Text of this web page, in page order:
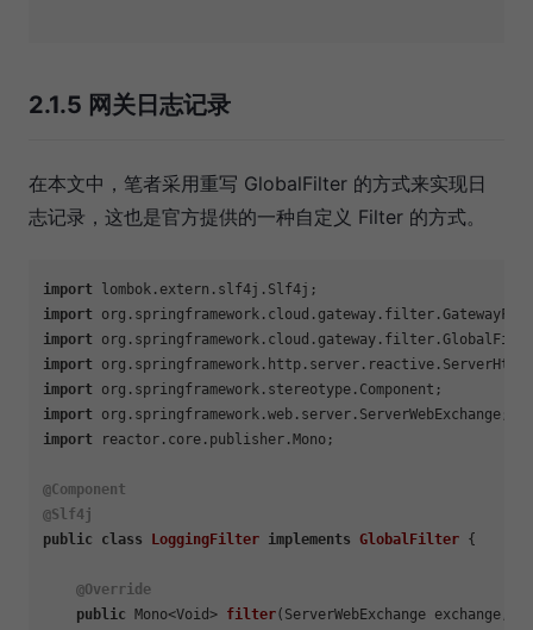
2.1.5 网关日志记录
在本文中，笔者采用重写 GlobalFilter 的方式来实现日
志记录，这也是官方提供的一种自定义 Filter 的方式。
import
import
import
import
import
import
import reactor.core.publisher.Mono;
@Component
@Slf4j
public
class LoggingFilter implements GlobalFilter {
@Override
public Mono<Void> filter(ServerWebExchange exchange,